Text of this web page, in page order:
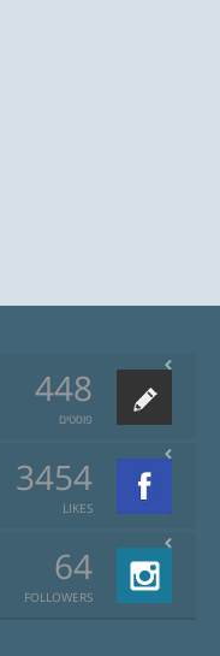
448
פוסטים
3454
LIKES
64
FOLLOWERS